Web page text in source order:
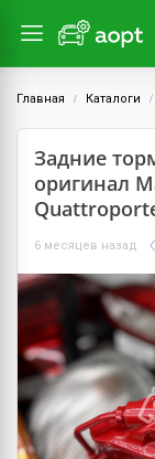
Главная Каталоги
Задние
оригинал
6 месяцев назад